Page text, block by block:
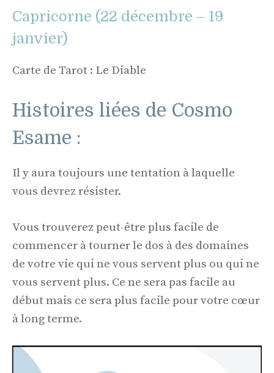
Capricorne (22 décembre – 19
janvier)
Carte de Tarot : Le Diable
Histoires liées de Cosmo
Esame :
Il y aura toujours une tentation à laquelle
vous devrez résister.
Vous trouverez peut-être plus facile de
commencer à tourner le dos à des domaines
de votre vie qui ne vous servent plus ou qui ne
vous servent plus. Ce ne sera pas facile au
début mais ce sera plus facile pour votre cœur
à long terme.